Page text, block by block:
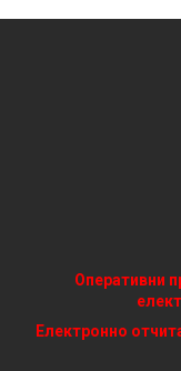
Оперативни
Електронно